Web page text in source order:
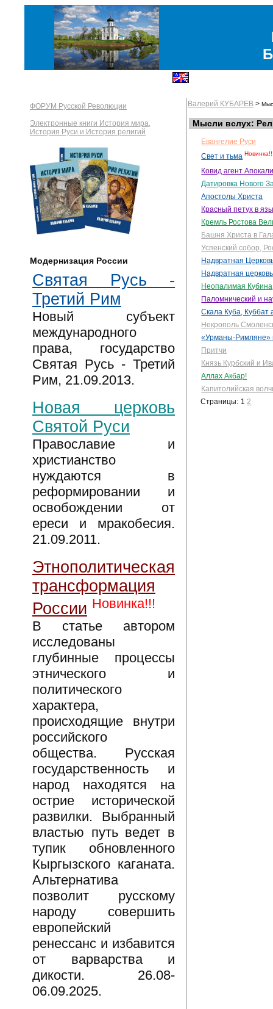
ФОРУМ Русской Революции
Электронные книги История мира,
История Руси и История религий
Модернизация России
Святая Русь -
Третий Рим
Новый субъект
международного
права, государство
Святая Русь - Третий
Рим, 21.09.2013.
Новая церковь
Святой Руси
Православие и
христианство
нуждаются в
реформировании и
освобождении от
ереси и мракобесия.
21.09.2011.
Этнополитическая
трансформация
России Новинка!!!
В статье автором
исследованы
глубинные процессы
этнического и
политического
характера,
происходящие внутри
российского
общества. Русская
государственность и
народ находятся на
острие исторической
развилки. Выбранный
властью путь ведет в
тупик обновленного
Кыргызского каганата.
Альтернатива
позволит русскому
народу совершить
европейский
ренессанс и избавится
от варварства и
дикости. 26.08-
06.09.2025.
Валерий КУБАРЕВ >
Мысли вслух:
Евангелие Руси
Свет и тьма
Ковид агент
Датировка Нового
Апостолы Христа
Красный петух в
Кремль Ростова
Башня Христа в
Успенский собор,
Надвратная
Надвратная
Неопалимая Кубина
Паломнический и
Скала Куба,
Некрополь
«Урманы-Римляне» в
Притчи
Князь Курбский и
Аллах Акбар!
Капитолийская
Страницы: 12